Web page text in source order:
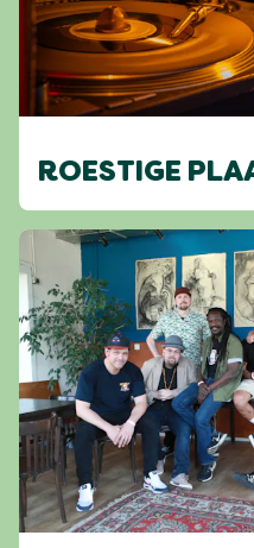
ROESTIGE